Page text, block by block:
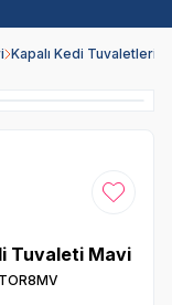
Kapalı Kedi Tuvaletleri
Favoriye
Tuvaleti Mavi